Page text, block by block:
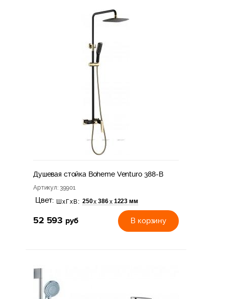
Душевая стойка Boheme Venturo 388-B
Артикул: 39901
Цвет: ШхГхВ: 250х 386х 1223 мм
52 593 руб В корзину